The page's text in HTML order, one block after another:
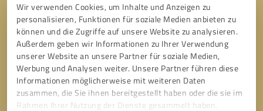
Wir verwenden Cookies, um Inhalte und Anzeigen zu
personalisieren, Funktionen für soziale Medien anbieten zu
können und die Zugriffe auf unsere Website zu analysieren.
Außerdem geben wir Informationen zu Ihrer Verwendung
unserer Website an unsere Partner für soziale Medien,
Werbung und Analysen weiter. Unsere Partner führen diese
Informationen möglicherweise mit weiteren Daten
zusammen, die Sie ihnen bereitgestellt haben oder die sie im
Rahmen Ihrer Nutzung der Dienste gesammelt haben.